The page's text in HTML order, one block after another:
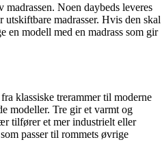
Noen daybeds leveres
utskiftbare madrasser. Hvis den skal
en modell med en madrass som gir
klassiske trerammer til moderne
modeller. Tre gir et varmt og
tilfører et mer industrielt eller
passer til rommets øvrige